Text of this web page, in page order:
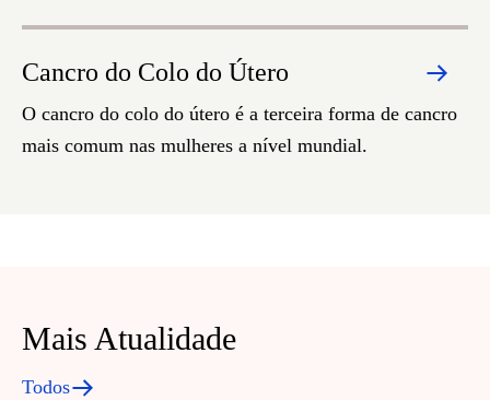
Cancro do Colo do Útero
O cancro do colo do útero é a terceira forma de cancro
mais comum nas mulheres a nível mundial.
Mais Atualidade
Todos